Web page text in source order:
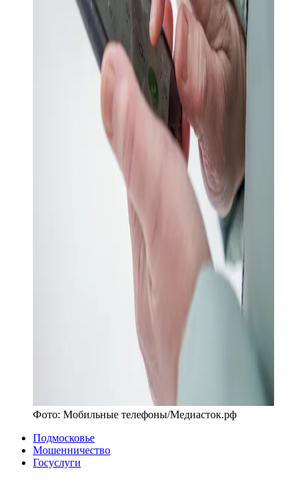
Фото: Мобильные телефоны/Медиасток.рф
Подмосковье
Мошенничество
Госуслуги